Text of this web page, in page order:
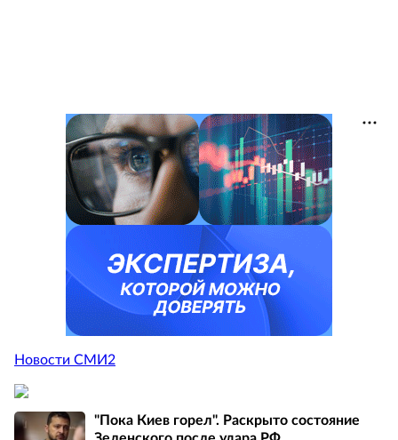
Новости СМИ2
"Пока Киев горел". Раскрыто состояние